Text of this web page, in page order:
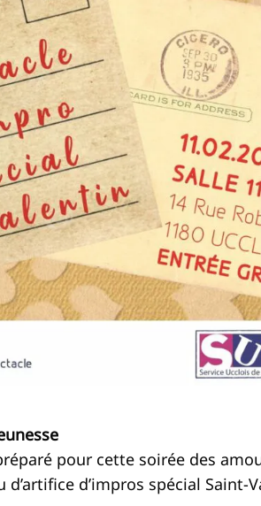
pour cette soirée des
d’impros spécial Saint-